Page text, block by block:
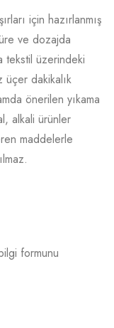
için hazırlanmış
ve dozajda
tekstil üzerindeki
üçer dakikalık
önerilen yıkama
alkali ürünler
maddelerle
formunu